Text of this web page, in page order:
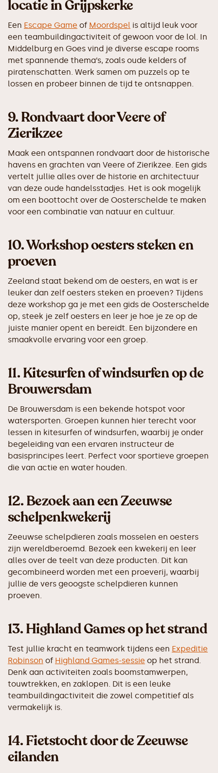
locatie in Grijpskerke
Een Escape Game of Moordspel is altijd leuk voor
een teambuildingactiviteit of gewoon voor de lol. In
Middelburg en Goes vind je diverse escape rooms
met spannende thema’s, zoals oude kelders of
piratenschatten. Werk samen om puzzels op te
lossen en probeer binnen de tijd te ontsnappen.
9.Rondvaart door Veere of
Zierikzee
Maak een ontspannen rondvaart door de historische
havens en grachten van Veere of Zierikzee. Een gids
vertelt jullie alles over de historie en architectuur
van deze oude handelsstadjes. Het is ook mogelijk
om een boottocht over de Oosterschelde te maken
voor een combinatie van natuur en cultuur.
10.Workshop oesters steken en
proeven
Zeeland staat bekend om de oesters, en wat is er
leuker dan zelf oesters steken en proeven? Tijdens
deze workshop ga je met een gids de Oosterschelde
op, steek je zelf oesters en leer je hoe je ze op de
juiste manier opent en bereidt. Een bijzondere en
smaakvolle ervaring voor een groep.
11.Kitesurfen of windsurfen op de
Brouwersdam
De Brouwersdam is een bekende hotspot voor
watersporten. Groepen kunnen hier terecht voor
lessen in kitesurfen of windsurfen, waarbij je onder
begeleiding van een ervaren instructeur de
basisprincipes leert. Perfect voor sportieve groepen
die van actie en water houden.
12.Bezoek aan een Zeeuwse
schelpenkwekerij
Zeeuwse schelpdieren zoals mosselen en oesters
zijn wereldberoemd. Bezoek een kwekerij en leer
alles over de teelt van deze producten. Dit kan
gecombineerd worden met een proeverij, waarbij
jullie de vers geoogste schelpdieren kunnen
proeven.
13.Highland Games op het strand
Test jullie kracht en teamwork tijdens een Expeditie
Robinson of Highland Games-sessie op het strand.
Denk aan activiteiten zoals boomstamwerpen,
touwtrekken, en zaklopen. Dit is een leuke
teambuildingactiviteit die zowel competitief als
vermakelijk is.
14.Fietstocht door de Zeeuwse
eilanden